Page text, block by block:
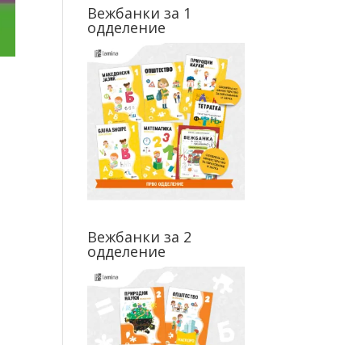
Вежбанки за 1
одделение
Вежбанки за 2
одделение